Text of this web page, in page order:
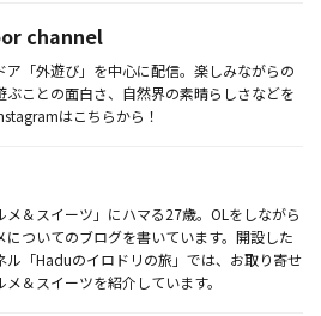
channel
ア「外遊び」を中心に配信。楽しみながらの
ぶことの面白さ、自然界の素晴らしさなどを
はこちらから！
メ＆スイーツ」にハマる27歳。OLをしながら
についてのブログを書いています。開設した
ル「Haduのイロドリの旅」では、お取り寄せ
メ＆スイーツを紹介しています。